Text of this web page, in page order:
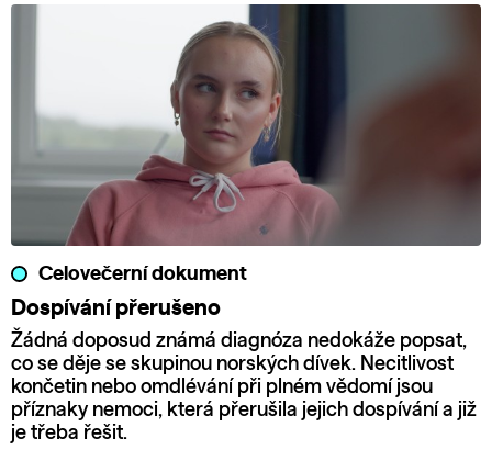
Celovečerní dokument
Dospívání přerušeno
Žádná doposud známá diagnóza nedokáže popsat,
co se děje se skupinou norských dívek. Necitlivost
končetin nebo omdlévání při plném vědomí jsou
příznaky nemoci, která přerušila jejich dospívání a již
je třeba řešit.